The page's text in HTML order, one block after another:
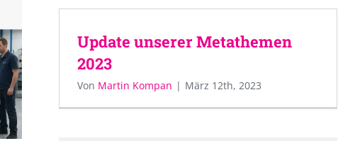
Update unserer Metathemen
2023
Von Martin Kompan | März 12th, 2023